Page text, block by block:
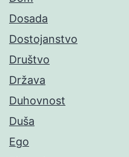
Dosada
Dostojanstvo
Društvo
Država
Duhovnost
Duša
Ego